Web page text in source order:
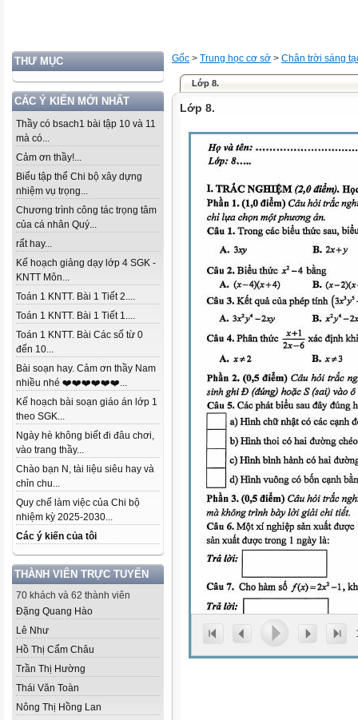
THƯ MỤC
CÁC Ý KIẾN MỚI NHẤT
Thầy có bsach1 bài tập 10 và 11
mà có...
Cảm ơn thầy!...
Biểu tập thể Chi bộ xây dựng
nhiệm vụ trọng...
Chương trình công tác trọng tâm
của cá nhân Quý...
rất hay...
Kế hoạch giảng dạy lớp 4 SGK -
KNTT Môn...
Toán 1 KNTT. Bài 1 Tiết 2....
Toán 1 KNTT. Bài 1 Tiết 1....
Toán 1 KNTT. Bài Các số từ 0
đến 10...
Bài soạn hay. Cảm ơn thầy Nam
nhiều nhé ❤️❤️❤️❤️❤️❤️...
Kế hoạch bài soạn giáo án lớp 1
theo SGK...
Ngày hè không biết đi đâu chơi,
vào trang thầy...
Chào bạn N, tài liệu siêu hay và
chỉn chu...
Quy chế làm việc của Chi bộ
nhiệm kỳ 2025-2030...
Các ý kiến của tôi
THÀNH VIÊN TRỰC TUYẾN
70 khách và 62 thành viên
Đặng Quang Hào
Lê Như
Hồ Thị Cẩm Châu
Trần Thị Hường
Thái Văn Toàn
Nông Thị Hồng Lan
Gốc > Trung học cơ sở > Chân trời sáng
Lớp 8.
Lớp 8.